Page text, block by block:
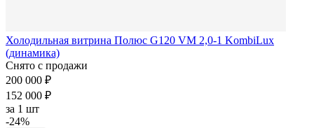
Холодильная витрина Полюс G120 VM 2,0-1 KombiLux
(динамика)
Снято с продажи
200 000 ₽
152 000 ₽
за 1 шт
-24%